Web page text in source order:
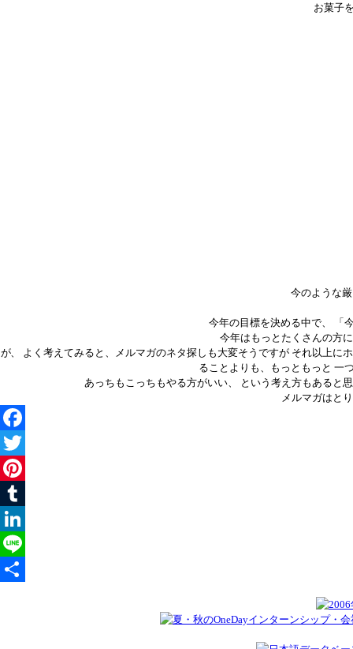
お菓子
今のような
今年の目標を決める中で、 「
今年はもっとたくさんの方
が、 よく考えてみると、メルマガのネタ探しも大変そうですが それ以上
ることよりも、もっともっと 一
あっちもこっちもやる方がいい、 という考え方もあると
メルマガはと